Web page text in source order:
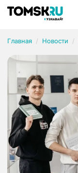
Главная Новости